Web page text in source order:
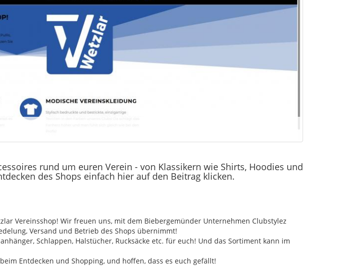
rund um euren Verein - von Klassikern wie Shirts, Hoodies und
des Shops einfach hier auf den Beitrag klicken.
Vereinsshop! Wir freuen uns, mit dem Biebergemünder Unternehmen Clubstylez
Versand und Betrieb des Shops übernimmt!
Schlappen, Halstücher, Rucksäcke etc. für euch! Und das Sortiment kann im
Entdecken und Shopping, und hoffen, dass es euch gefällt!